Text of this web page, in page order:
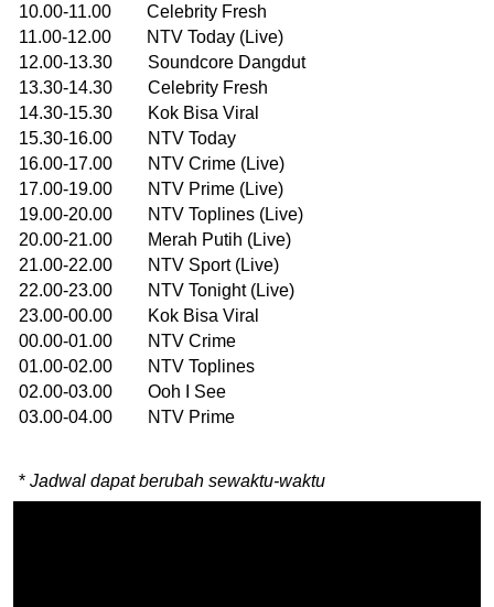
10.00-11.00 Celebrity Fresh
11.00-12.00 NTV Today (Live)
12.00-13.30 Soundcore Dangdut
13.30-14.30 Celebrity Fresh
14.30-15.30 Kok Bisa Viral
15.30-16.00 NTV Today
16.00-17.00 NTV Crime (Live)
17.00-19.00 NTV Prime (Live)
19.00-20.00 NTV Toplines (Live)
20.00-21.00 Merah Putih (Live)
21.00-22.00 NTV Sport (Live)
22.00-23.00 NTV Tonight (Live)
23.00-00.00 Kok Bisa Viral
00.00-01.00 NTV Crime
01.00-02.00 NTV Toplines
02.00-03.00 Ooh I See
03.00-04.00 NTV Prime
* Jadwal dapat berubah sewaktu-waktu